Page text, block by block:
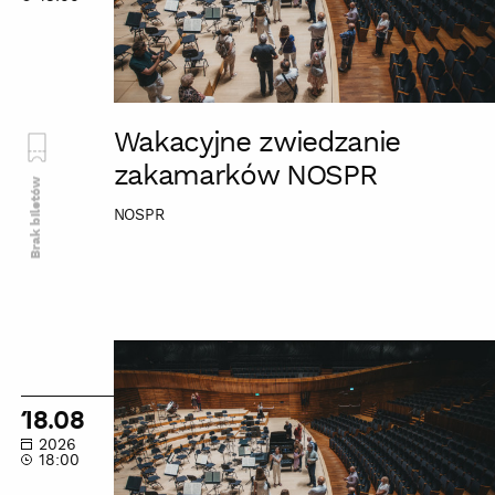
Wakacyjne zwiedzanie
zakamarków NOSPR
NOSPR
Brak biletów
zwiedzanie
zakamarków
NOSPR
18.08
2026
18:00